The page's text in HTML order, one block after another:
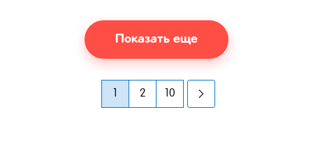
Показать еще
1 2 10